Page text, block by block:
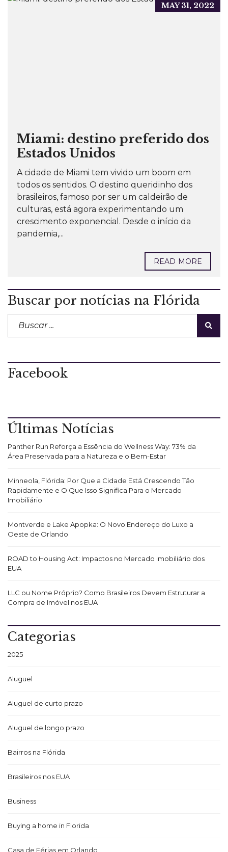
MAY 31, 2022
Miami: destino preferido dos
Estados Unidos
A cidade de Miami tem vivido um boom em
todos os sentidos. O destino queridinho dos
brasileiros, famoso por ser um caldeirão de
culturas, está agora experimentando um
crescimento exponencial. Desde o início da
pandemia,...
READ MORE
Buscar por notícias na Flórida
Facebook
Últimas Notícias
Panther Run Reforça a Essência do Wellness Way: 73% da
Área Preservada para a Natureza e o Bem-Estar
Minneola, Flórida: Por Que a Cidade Está Crescendo Tão
Rapidamente e O Que Isso Significa Para o Mercado
Imobiliário
Montverde e Lake Apopka: O Novo Endereço do Luxo a
Oeste de Orlando
ROAD to Housing Act: Impactos no Mercado Imobiliário dos
EUA
LLC ou Nome Próprio? Como Brasileiros Devem Estruturar a
Compra de Imóvel nos EUA
Categorias
2025
Aluguel
Aluguel de curto prazo
Aluguel de longo prazo
Bairros na Flórida
Brasileiros nos EUA
Business
Buying a home in Florida
Casa de Férias em Orlando